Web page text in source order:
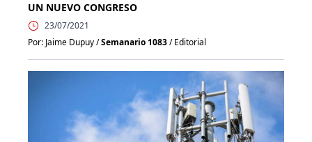
UN NUEVO CONGRESO
23/07/2021
Por: Jaime Dupuy /Semanario 1083/ Editorial